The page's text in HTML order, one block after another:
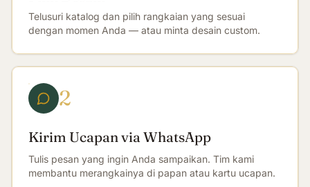
Telusuri katalog dan pilih rangkaian yang sesuai
dengan momen Anda — atau minta desain custom.
2
Kirim Ucapan via WhatsApp
Tulis pesan yang ingin Anda sampaikan. Tim kami
membantu merangkainya di papan atau kartu ucapan.